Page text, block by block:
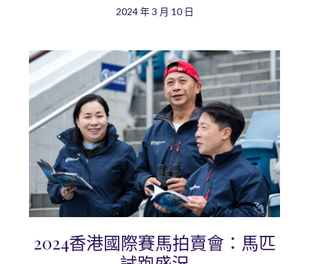
2024 年 3 月 10 日
2024香港國際賽馬拍賣會：馬匹